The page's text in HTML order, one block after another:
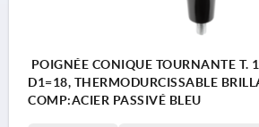
POIGNÉE CONIQUE TOURNANTE T.
D1=18, THERMODURCISSABLE
COMP:ACIER PASSIVÉ BLEU